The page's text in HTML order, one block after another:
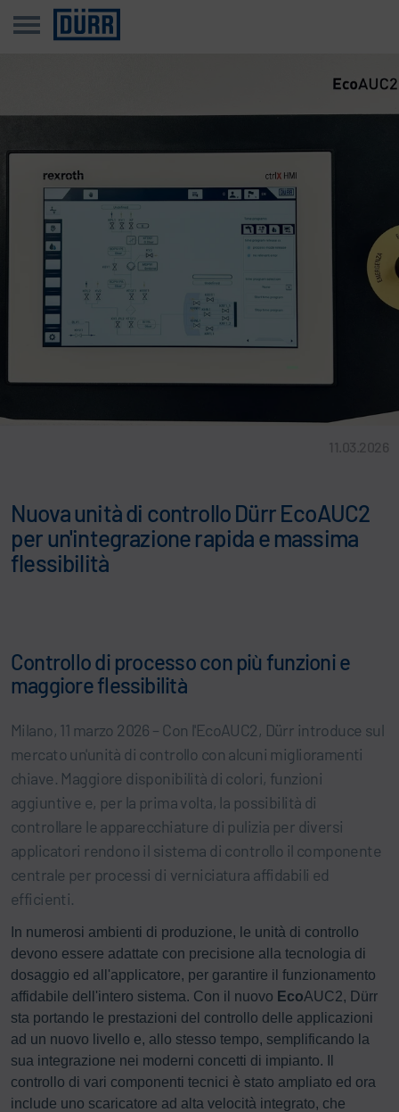
11.03.2026
Nuova unità di controllo Dürr EcoAUC2
per un'integrazione rapida e massima
flessibilità
Controllo di processo con più funzioni e
maggiore flessibilità
Milano, 11 marzo 2026 – Con l'EcoAUC2, Dürr introduce sul
mercato un'unità di controllo con alcuni miglioramenti
chiave. Maggiore disponibilità di colori, funzioni
aggiuntive e, per la prima volta, la possibilità di
controllare le apparecchiature di pulizia per diversi
applicatori rendono il sistema di controllo il componente
centrale per processi di verniciatura affidabili ed
efficienti.
In numerosi ambienti di produzione, le unità di controllo
devono essere adattate con precisione alla tecnologia di
dosaggio ed all'applicatore, per garantire il funzionamento
affidabile dell'intero sistema. Con il nuovo EcoAUC2, Dürr
sta portando le prestazioni del controllo delle applicazioni
ad un nuovo livello e, allo stesso tempo, semplificando la
sua integrazione nei moderni concetti di impianto. Il
controllo di vari componenti tecnici è stato ampliato ed ora
include uno scaricatore ad alta velocità integrato, che